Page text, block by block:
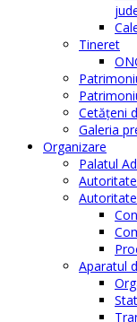
Tineret
Cetăţeni
Galeria
Organizare
Palatul
Aparatul